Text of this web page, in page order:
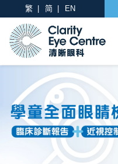
繁 简 EN